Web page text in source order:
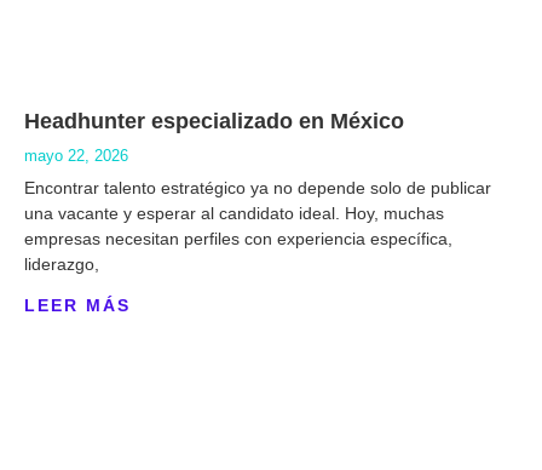
Headhunter especializado en México
mayo 22, 2026
Encontrar talento estratégico ya no depende solo de publicar
una vacante y esperar al candidato ideal. Hoy, muchas
empresas necesitan perfiles con experiencia específica,
liderazgo,
LEER MÁS